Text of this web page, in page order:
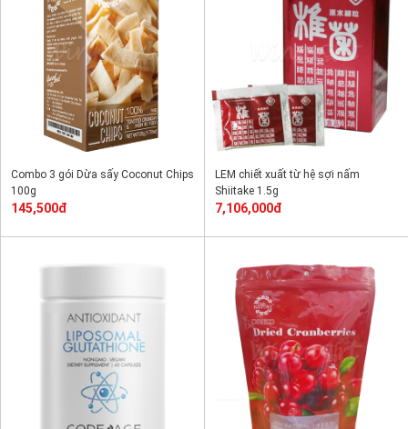
Combo 3 gói Dừa sấy Coconut Chips
100g
145,500đ
LEM chiết xuất từ hệ sợi nấm
Shiitake 1.5g
7,106,000đ